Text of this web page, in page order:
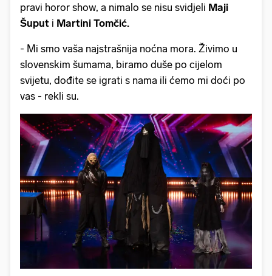
pravi horor show, a nimalo se nisu svidjeli Maji
Šuput i Martini Tomčić.
- Mi smo vaša najstrašnija noćna mora. Živimo u
slovenskim šumama, biramo duše po cijelom
svijetu, dođite se igrati s nama ili ćemo mi doći po
vas - rekli su.